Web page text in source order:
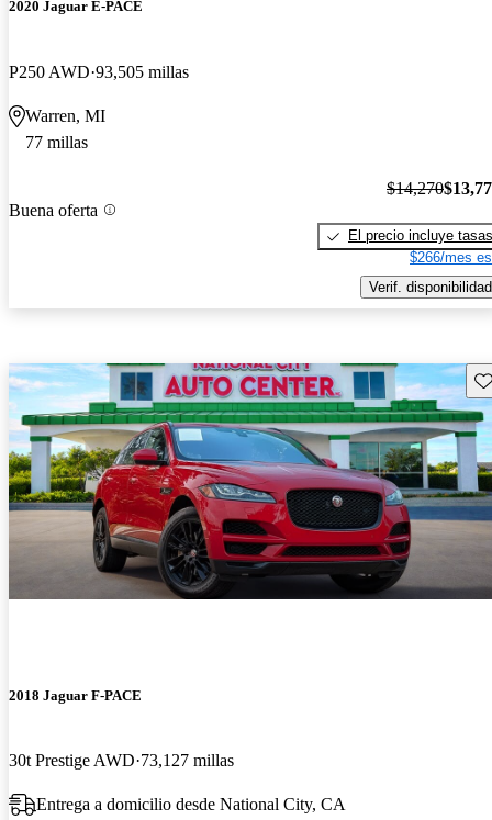
2020 Jaguar E-PACE
P250 AWD 93,505 millas
Warren, MI
77 millas
Buena oferta
$14,270
El precio incluye tasas
$266/mes
Verif. disponibilidad
2018 Jaguar F-PACE
30t Prestige AWD 73,127 millas
Entrega a domicilio desde National City, CA